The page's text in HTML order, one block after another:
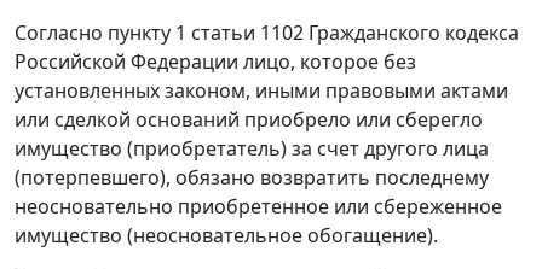
Согласно пункту 1 статьи 1102 Гражданского кодекса
Российской Федерации лицо, которое без
установленных законом, иными правовыми актами
или сделкой оснований приобрело или сберегло
имущество (приобретатель) за счет другого лица
(потерпевшего), обязано возвратить последнему
неосновательно приобретенное или сбереженное
имущество (неосновательное обогащение).